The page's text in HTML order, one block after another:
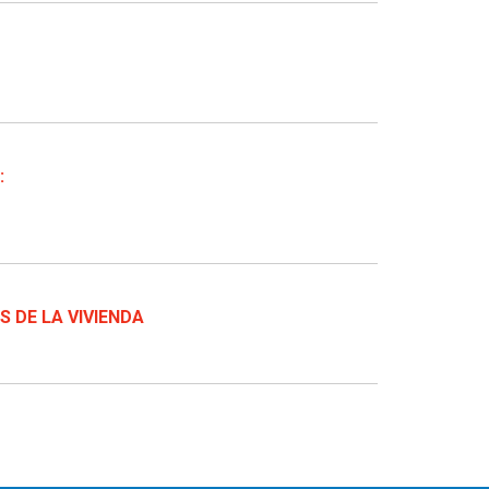
DE LA VIVIENDA